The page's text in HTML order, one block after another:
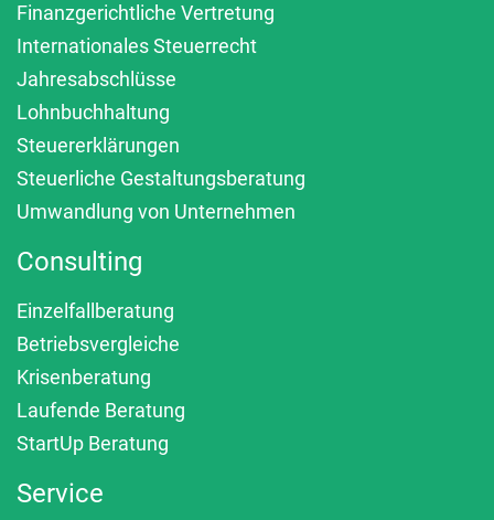
Finanzgerichtliche Vertretung
Internationales Steuerrecht
Jahresabschlüsse
Lohnbuchhaltung
Steuererklärungen
Steuerliche Gestaltungsberatung
Umwandlung von Unternehmen
Consulting
Einzelfallberatung
Betriebsvergleiche
Krisenberatung
Laufende Beratung
StartUp Beratung
Service